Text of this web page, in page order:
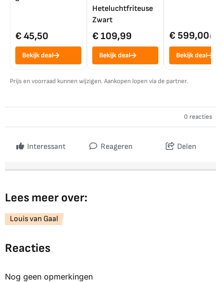
€ 45,50
Bekijk deal
Heteluchtfriteuse
Zwart
€ 109,99
Bekijk deal
€ 599,00€
Bekijk deal
Prijs en voorraad kunnen wijzigen. Aankopen lopen via de partner.
0 reacties
Interessant Reageren Delen
Lees meer over:
Louis van Gaal
Reacties
Nog geen opmerkingen